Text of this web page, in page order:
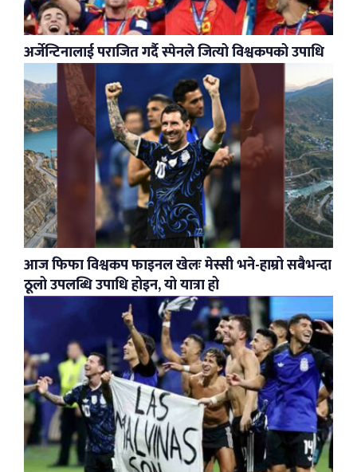
अर्जेन्टिनालाई पराजित गर्दै स्पेनले जित्यो विश्वकपको उपाधि
आज फिफा विश्वकप फाइनल खेलः मेस्सी भने-हाम्रो सबैभन्दा
ठूलो उपलब्धि उपाधि होइन, यो यात्रा हो